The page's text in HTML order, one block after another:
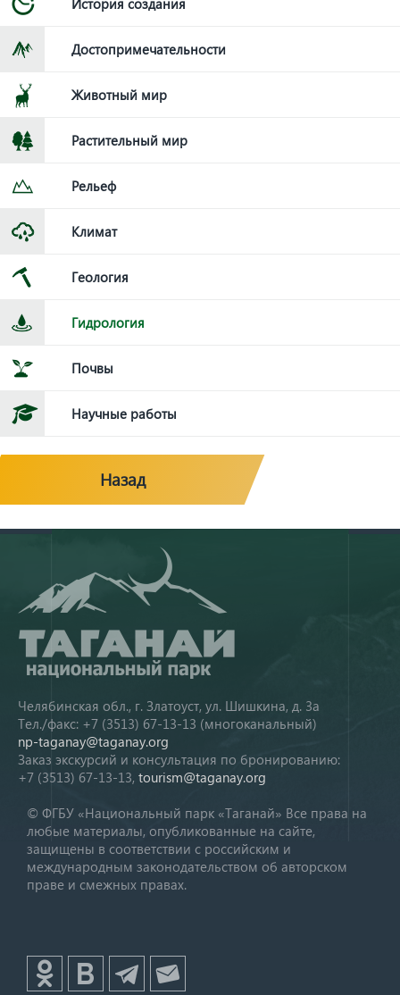
История создания
Достопримечательности
Животный мир
Растительный мир
Рельеф
Климат
Геология
Гидрология
Почвы
Научные работы
Назад
Челябинская обл., г. Златоуст, ул. Шишкина, д. 3а
Тел./факс: +7 (3513) 67-13-13 (многоканальный)
np-taganay@taganay.org
Заказ экскурсий и консультация по бронированию:
+7 (3513) 67-13-13, tourism@taganay.org
© ФГБУ «Национальный парк «Таганай» Все права на
любые материалы, опубликованные на сайте,
защищены в соответствии с российским и
международным законодательством об авторском
праве и смежных правах.